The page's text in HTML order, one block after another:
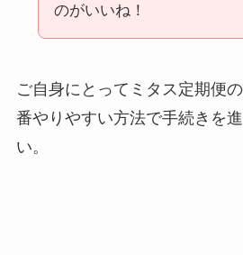
のがいいね！
ご自身にとってミタス定期便
番やりやすい方法で手続きを
い。